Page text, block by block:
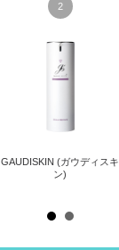
2
GAUDISKIN (ガウディスキ
ン)